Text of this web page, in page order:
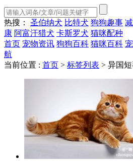
热搜： 圣伯纳犬 比特犬 狗狗趣事
康 阿富汗猎犬 卡斯罗犬 猫咪配种
首页 宠物资讯 狗狗百科 猫咪百科
航
当前位置 : 首页 > 标签列表 > 异国